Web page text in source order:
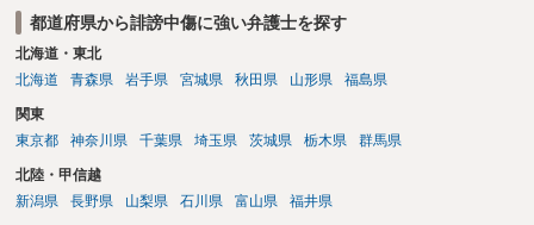
都道府県から誹謗中傷に強い弁護士を探す
北海道・東北
北海道
青森県 岩手県 宮城県 秋田県 山形県 福島県
関東
東京都
神奈川県 千葉県 埼玉県 茨城県 栃木県 群馬県
北陸・甲信越
新潟県
長野県 山梨県 石川県 富山県 福井県